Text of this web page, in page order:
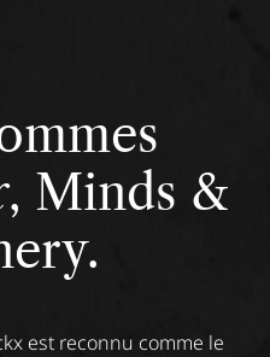
, Minds &
est reconnu comme le